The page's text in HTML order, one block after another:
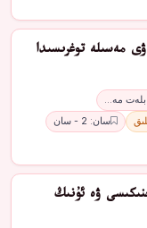
مەسىلە توغرىسىدا
مە…
سان: 2 - سان
ۋە ئۇنىڭ